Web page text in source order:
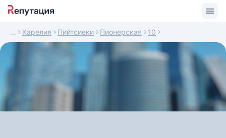
Карелия Пийтсиеки Пионерская 10